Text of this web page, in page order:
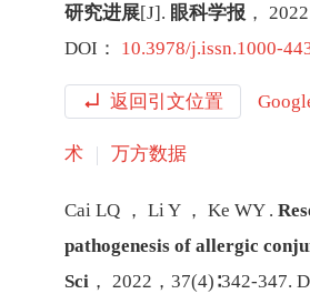
研究进展[J]. 眼科学报 ， 2022
DOI： 10.3978/j.issn.1000-
返回引文位置
术 万方数据
Cai LQ ， LiY ， Ke WY .
pathogenesis of allergic
Sci ， 2022 ， 37(4)∶342-347.